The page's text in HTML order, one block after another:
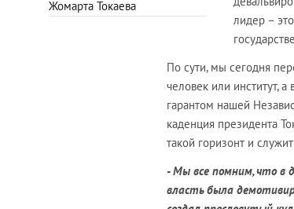
Жомарта Токаева
лидер –
По сути, мы сегодня
человек или институт,
гарантом нашей
каденция президента
такой горизонт и
- Мы все помним, что в
власть была